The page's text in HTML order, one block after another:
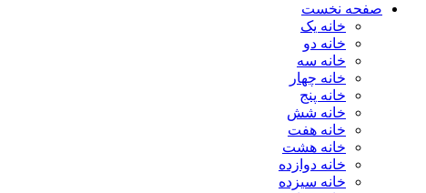
صفحه نخست
خانه یک
خانه دو
خانه سه
خانه چهار
خانه پنج
خانه شش
خانه هفت
خانه هشت
خانه دوازده
خانه سیزده